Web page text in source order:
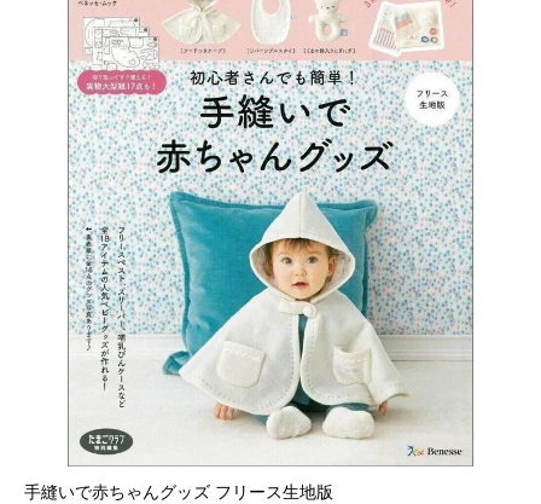
手縫いで赤ちゃんグッズ フリース生地版